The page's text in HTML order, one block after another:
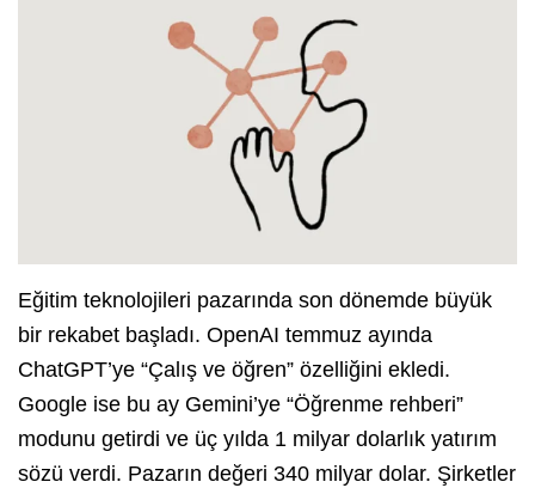
Eğitim teknolojileri pazarında son dönemde büyük
bir rekabet başladı. OpenAI temmuz ayında
ChatGPT’ye “Çalış ve öğren” özelliğini ekledi.
Google ise bu ay Gemini’ye “Öğrenme rehberi”
modunu getirdi ve üç yılda 1 milyar dolarlık yatırım
sözü verdi. Pazarın değeri 340 milyar dolar. Şirketler